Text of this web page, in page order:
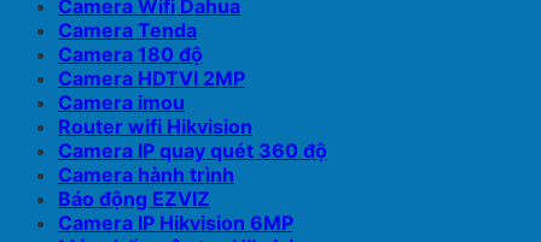
Camera Wifi Dahua
Camera Tenda
Camera 180 độ
Camera HDTVI 2MP
Camera imou
Router wifi Hikvision
Camera IP quay quét 360 độ
Camera hành trình
Báo động EZVIZ
Camera IP Hikvision 6MP